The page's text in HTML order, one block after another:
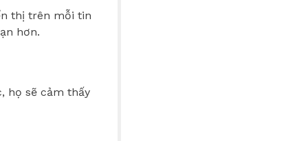
thị trên mỗi tin
hơn.
họ sẽ cảm thấy